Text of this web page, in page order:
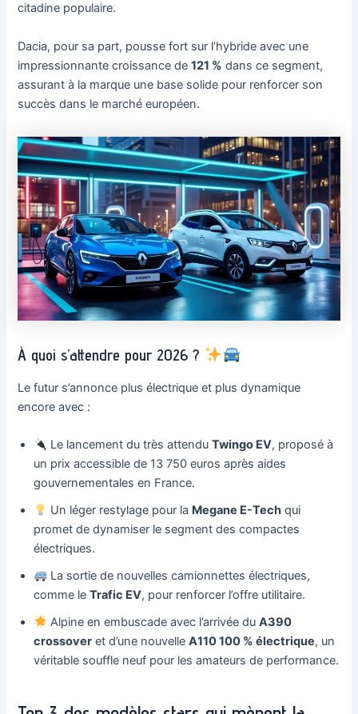
citadine populaire.
Dacia, pour sa part, pousse fort sur l’hybride avec une
impressionnante croissance de121 % dans ce segment,
assurant à la marque une base solide pour renforcer son
succès dans le marché européen.
À quoi s’attendre pour 2026 ?
Le futur s’annonce plus électrique et plus dynamique
encore avec :
Le lancement du très attenduTwingo EV, proposé à
un prix accessible de 13 750 euros après aides
gouvernementales en France.
Un léger restylage pour la Megane E-Tech qui
promet de dynamiser le segment des compactes
électriques.
La sortie de nouvelles camionnettes électriques,
comme leTrafic EV, pour renforcer l’offre utilitaire.
Alpine en embuscade avec l’arrivée duA390
crossover et d’une nouvelleA110 100 % électrique, un
véritable souffle neuf pour les amateurs de performance.